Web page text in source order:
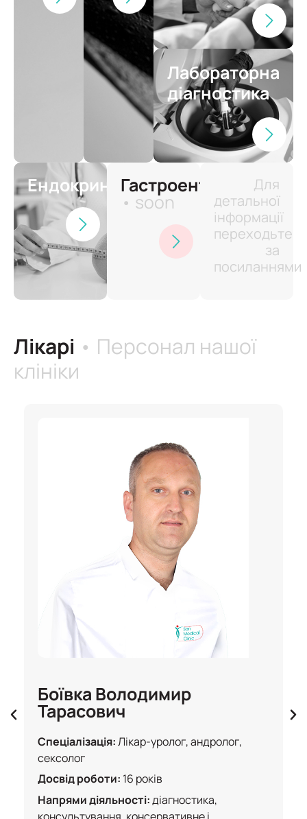
Лабораторна
діагностика
ЕндокринологіяГастроентерологія
• soon
Для
детальної
інформації
переходьте
за
посиланнями
Лікарі • Персонал нашої
клініки
Боївка Володимир
Тарасович
Спеціалізація:Лікар-уролог, андролог,
сексолог
Досвід роботи: 16 років
Напрями діяльності:діагностика,
консультування, консервативне і